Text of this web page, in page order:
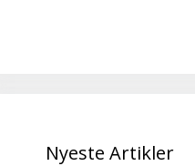
Nyeste Artikler